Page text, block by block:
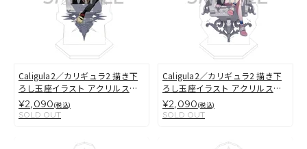
Caligula2／カリギュラ2 描き下
ろし玉座イラスト アクリルスタ
ンド 風祭小鳩
¥2,090(税込)
SOLD OUT
Caligula2／カリギュラ2 描き下
ろし玉座イラスト アクリルスタ
ンド 宮迫切子
¥2,090(税込)
SOLD OUT